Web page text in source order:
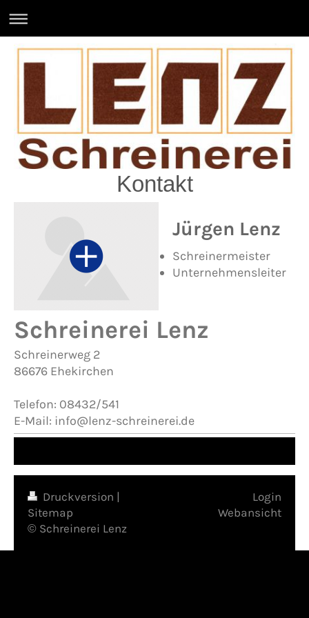
Kontakt
Jürgen Lenz
Schreinermeister
Unternehmensleiter
Schreinerei Lenz
Schreinerweg 2
86676 Ehekirchen
Telefon: 08432/541
E-Mail: info@lenz-schreinerei.de
Druckversion |
Sitemap
© Schreinerei Lenz
Login
Webansicht